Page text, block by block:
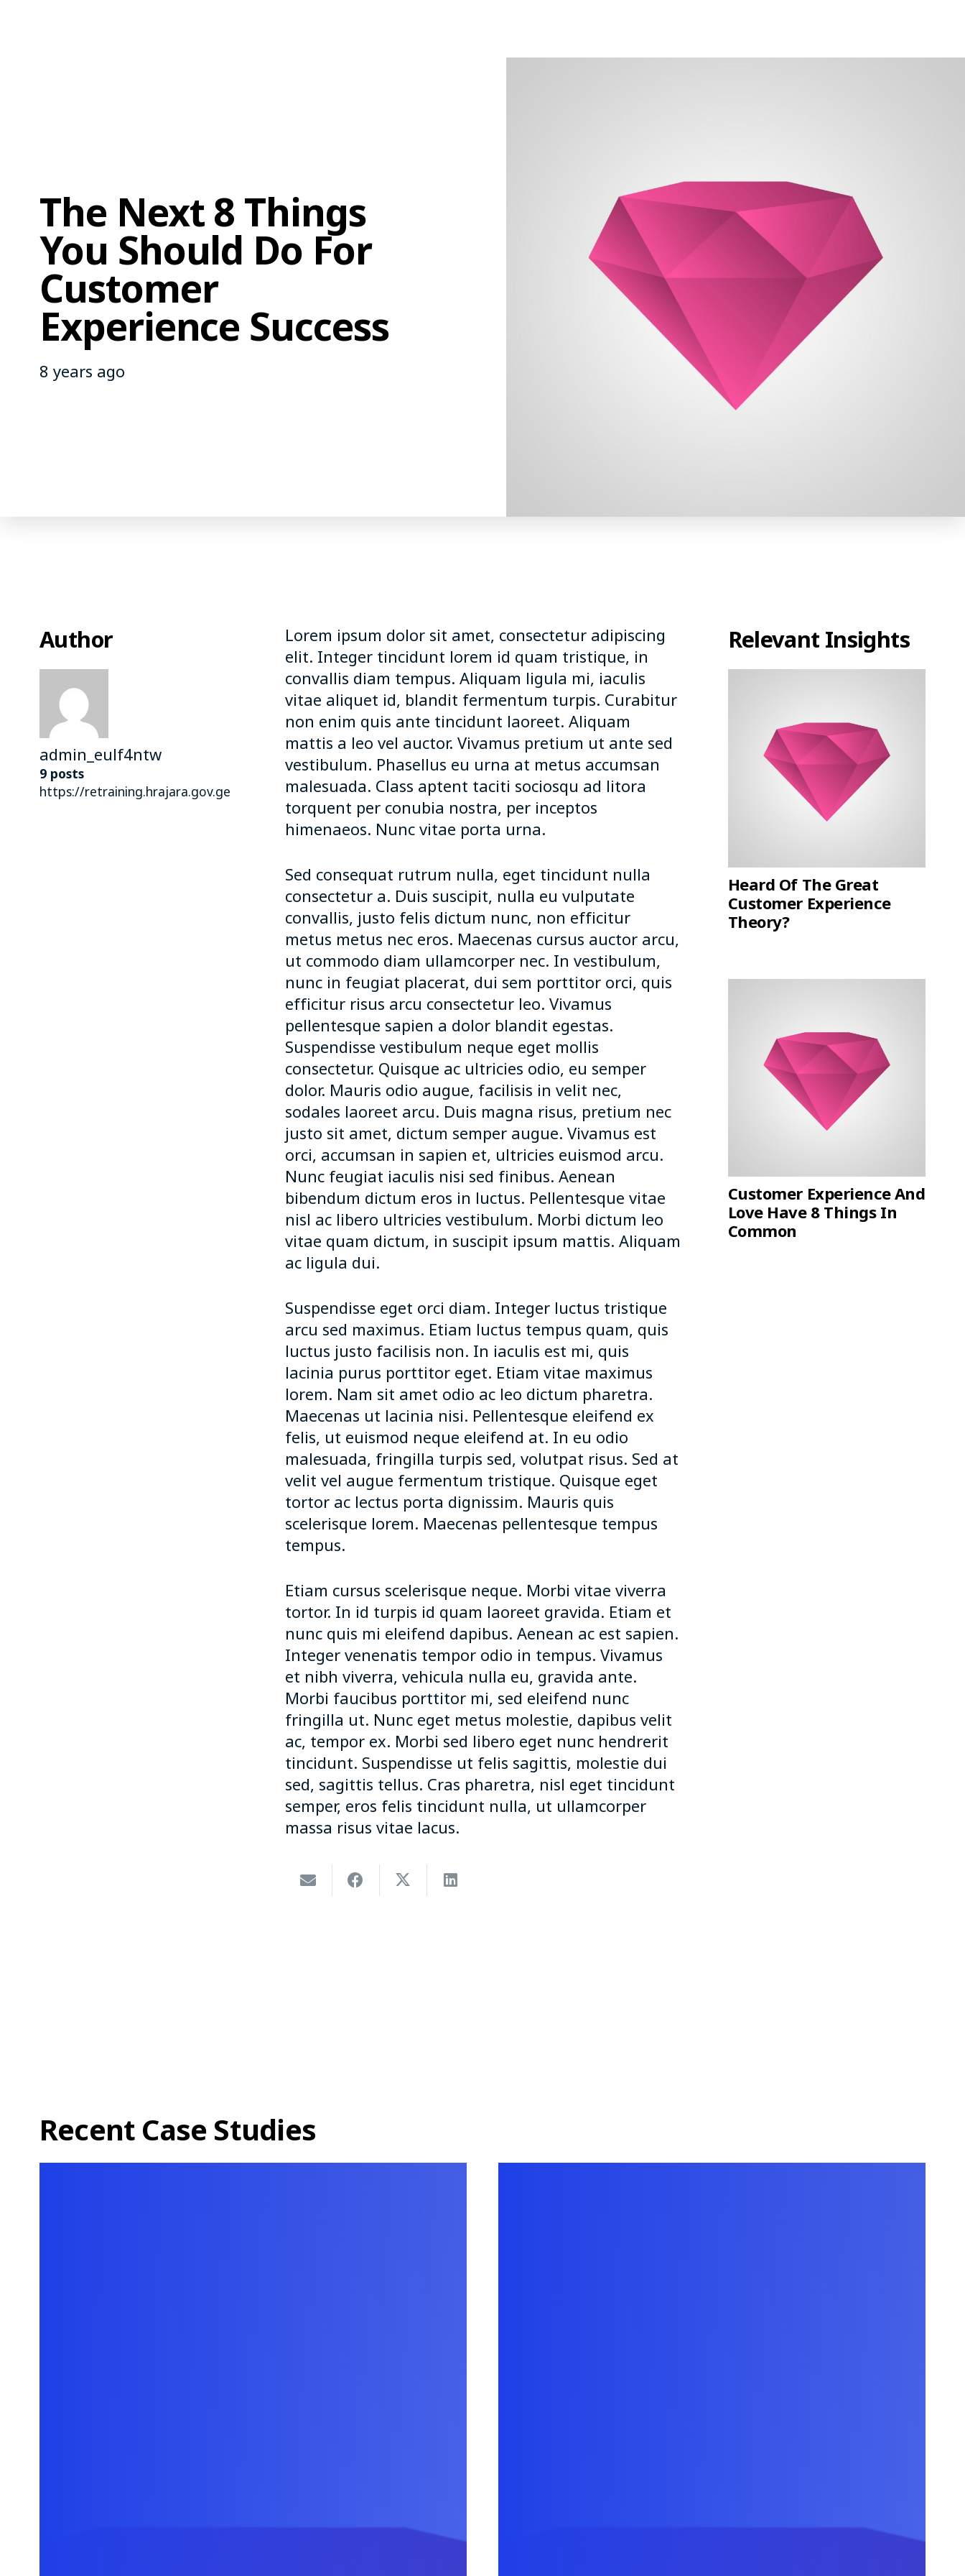
The Next 8 Things
You Should Do For
Customer
Experience Success
8 years ago
Author
admin_eulf4ntw
9 posts
https://retraining.hrajara.gov.ge
Lorem ipsum dolor sit amet, consectetur adipiscing
elit. Integer tincidunt lorem id quam tristique, in
convallis diam tempus. Aliquam ligula mi, iaculis
vitae aliquet id, blandit fermentum turpis. Curabitur
non enim quis ante tincidunt laoreet. Aliquam
mattis a leo vel auctor. Vivamus pretium ut ante sed
vestibulum. Phasellus eu urna at metus accumsan
malesuada. Class aptent taciti sociosqu ad litora
torquent per conubia nostra, per inceptos
himenaeos. Nunc vitae porta urna.
Sed consequat rutrum nulla, eget tincidunt nulla
consectetur a. Duis suscipit, nulla eu vulputate
convallis, justo felis dictum nunc, non efficitur
metus metus nec eros. Maecenas cursus auctor arcu,
ut commodo diam ullamcorper nec. In vestibulum,
nunc in feugiat placerat, dui sem porttitor orci, quis
efficitur risus arcu consectetur leo. Vivamus
pellentesque sapien a dolor blandit egestas.
Suspendisse vestibulum neque eget mollis
consectetur. Quisque ac ultricies odio, eu semper
dolor. Mauris odio augue, facilisis in velit nec,
sodales laoreet arcu. Duis magna risus, pretium nec
justo sit amet, dictum semper augue. Vivamus est
orci, accumsan in sapien et, ultricies euismod arcu.
Nunc feugiat iaculis nisi sed finibus. Aenean
bibendum dictum eros in luctus. Pellentesque vitae
nisl ac libero ultricies vestibulum. Morbi dictum leo
vitae quam dictum, in suscipit ipsum mattis. Aliquam
ac ligula dui.
Suspendisse eget orci diam. Integer luctus tristique
arcu sed maximus. Etiam luctus tempus quam, quis
luctus justo facilisis non. In iaculis est mi, quis
lacinia purus porttitor eget. Etiam vitae maximus
lorem. Nam sit amet odio ac leo dictum pharetra.
Maecenas ut lacinia nisi. Pellentesque eleifend ex
felis, ut euismod neque eleifend at. In eu odio
malesuada, fringilla turpis sed, volutpat risus. Sed at
velit vel augue fermentum tristique. Quisque eget
tortor ac lectus porta dignissim. Mauris quis
scelerisque lorem. Maecenas pellentesque tempus
tempus.
Etiam cursus scelerisque neque. Morbi vitae viverra
tortor. In id turpis id quam laoreet gravida. Etiam et
nunc quis mi eleifend dapibus. Aenean ac est sapien.
Integer venenatis tempor odio in tempus. Vivamus
et nibh viverra, vehicula nulla eu, gravida ante.
Morbi faucibus porttitor mi, sed eleifend nunc
fringilla ut. Nunc eget metus molestie, dapibus velit
ac, tempor ex. Morbi sed libero eget nunc hendrerit
tincidunt. Suspendisse ut felis sagittis, molestie dui
sed, sagittis tellus. Cras pharetra, nisl eget tincidunt
semper, eros felis tincidunt nulla, ut ullamcorper
massa risus vitae lacus.
Relevant Insights
Heard Of The Great
Customer Experience
Theory?
Customer Experience And
Love Have 8 Things In
Common
Recent Case Studies